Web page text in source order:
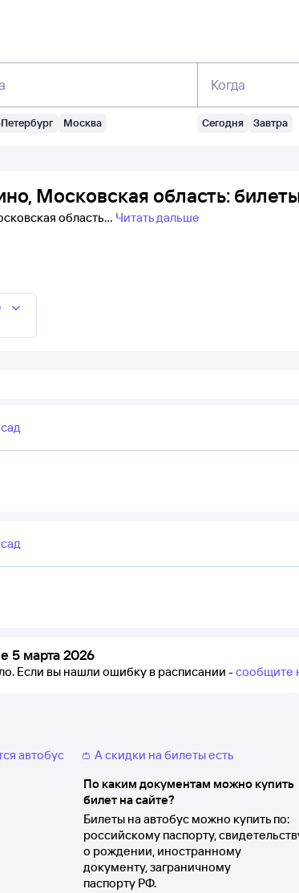
Москва
Когда
Сегодня Завтра
Московская область:
область Читать дальше
5 марта 2026
Если вы нашли ошибку в расписании -сообщите
автобус
👛 А скидки на билеты есть
По каким документам можно купить
билет на сайте?
Билеты на автобус можно купить по:
российскому паспорту,
о рождении, иностранному
документу, заграничному
паспорту РФ.